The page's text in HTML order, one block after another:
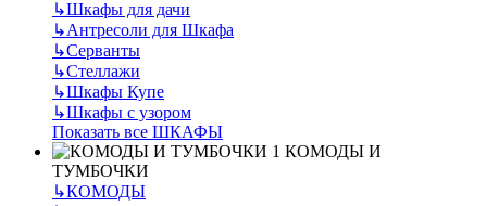
↳Шкафы для дачи
↳Антресоли для Шкафа
↳Серванты
↳Стеллажи
↳Шкафы Купе
↳Шкафы с узором
Показать все ШКАФЫ
КОМОДЫ И
ТУМБОЧКИ
↳КОМОДЫ